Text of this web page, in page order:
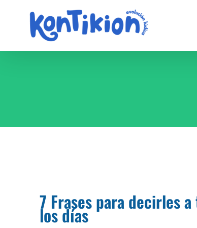
contenido
7 Frases para decirles
los días